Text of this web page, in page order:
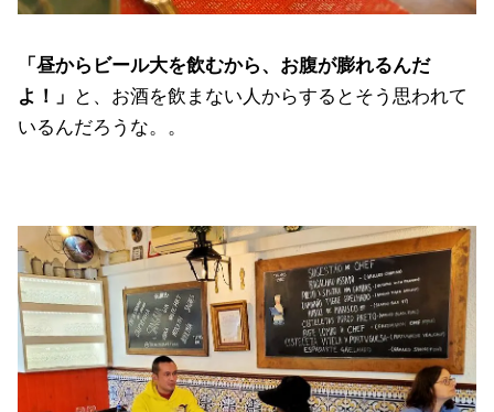
「昼からビール大を飲むから、お腹が膨れるんだ
よ！」
と、お酒を飲まない人からするとそう思われて
いるんだろうな。。